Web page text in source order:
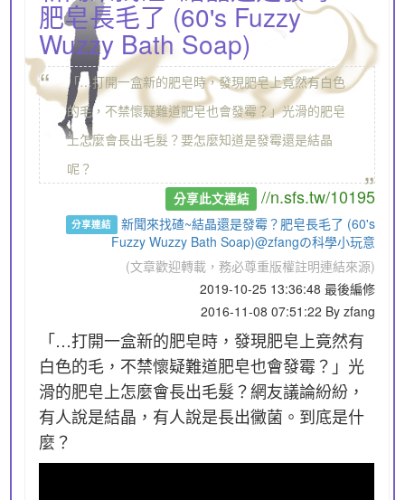
肥皂長毛了 (60's Fuzzy
Wuzzy Bath Soap)
“
「…打開一盒新的肥皂時，發現肥皂上竟然有白色
的毛，不禁懷疑難道肥皂也會發霉？」光滑的肥皂
上怎麼會長出毛髮？要怎麼知道是發霉還是結晶
呢？
„
分享此文連結 //n.sfs.tw/10195
分享連結
新聞來找碴~結晶還是發霉？肥皂長毛了 (60's
Fuzzy Wuzzy Bath Soap)@zfangの科學小玩意
(文章歡迎轉載，務必尊重版權註明連結來源)
2019-10-25 13:36:48 最後編修
2016-11-08 07:51:22 By zfang
「…打開一盒新的肥皂時，發現肥皂上竟然有
白色的毛，不禁懷疑難道肥皂也會發霉？」光
滑的肥皂上怎麼會長出毛髮？網友議論紛紛，
有人說是結晶，有人說是長出黴菌。到底是什
麼？